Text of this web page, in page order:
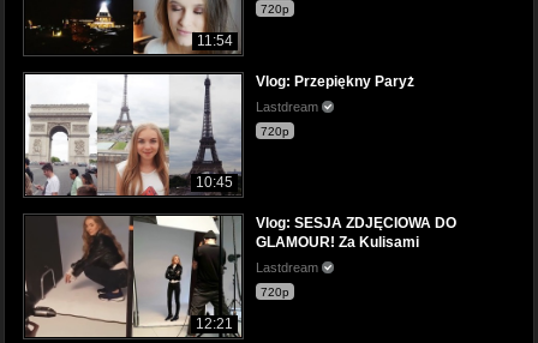
11:54
720p
10:45
Vlog: Przepiękny Paryż
Lastdream
720p
12:21
Vlog: SESJA ZDJĘCIOWA DO
GLAMOUR! Za Kulisami
Lastdream
720p